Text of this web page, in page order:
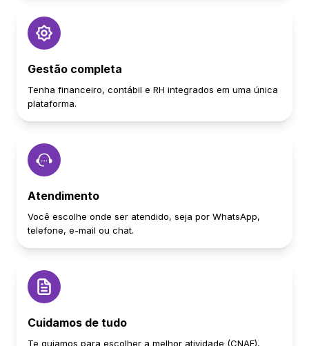
Gestão completa
Tenha financeiro, contábil e RH integrados em uma única
plataforma.
Atendimento
Você escolhe onde ser atendido, seja por WhatsApp,
telefone, e-mail ou chat.
Cuidamos de tudo
Te guiamos para escolher a melhor atividade (CNAE),